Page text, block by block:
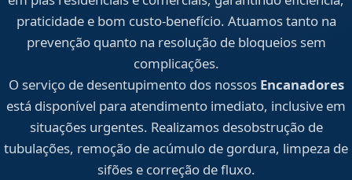
praticidade e bom custo-benefício. Atuamos tanto na
prevenção quanto na resolução de bloqueios sem
complicações.
O serviço de desentupimento dos nossos Encanadores
está disponível para atendimento imediato, inclusive em
situações urgentes. Realizamos desobstrução de
tubulações, remoção de acúmulo de gordura, limpeza de
sifões e correção de fluxo.